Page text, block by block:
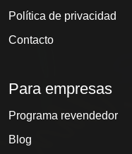
Política de privacidad
Contacto
Para empresas
Programa revendedor
Blog